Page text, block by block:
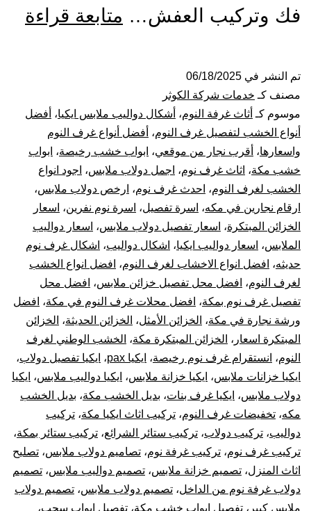
فك وتركيب العفش… متابعة قراءة
تم النشر في 06/18/2025
مصنف كـ خدمات شركة الكوثر
موسوم كـ أثاث غرفة النوم، أشكال دواليب ملابس ايكيا، أفضل
أنواع الخشب لتفصيل غرف النوم، أفضل أنواع غرف النوم
واسعارها، أقرب نجار من موقعي، ابواب خشب رخيصة، ابواب
خشب مكة، اثاث غرف نوم، اجمل دولاب ملابس، اجود انواع
الخشب لغرف النوم، احدث غرف نوم، ارخص دولاب ملابس،
ارقام نجارين في مكه، اسرة تفصيل، اسرة نوم نفرين، اسعار
الخزائن المبتكرة، اسعار تفصيل دولاب ملابس، اسعار دواليب
الملابس، اسعار دواليب ايكيا، اشكال دواليب، اشكال غرف نوم
حديثه، افضل انواع الاخشاب لغرف النوم، افضل انواع الخشب
لغرف النوم، افضل محل تفصيل خزائن ملابس، افضل محل
تفصيل غرف نوم بمكة، افضل محلات غرف النوم في مكة، افضل
ورشة نجارة في مكة، الخزائن الأمثل، الخزائن الحديثة، الخزائن
المبتكرة اسعار ، الخزائن المبتكرة مكة، الخشب الوطني لغرف
النوم، انستقرام غرف نوم رخيصة، ايكيا pax ، ايكيا تفصيل دولاب،
ايكيا خزانات ملابس، ايكيا خزانة ملابس، ايكيا دواليب ملابس، ايكيا
دولاب ملابس، ايكيا غرف بنات، بديل الخشب مكة، بديل الخشب
مكه، تخفيضات غرف النوم، تركيب اثاث ايكيا مكة، تركيب
دواليب، تركيب دولاب، تركيب ستائر الشرائع، تركيب ستائر بمكة،
تركيب غرف نوم، تركيب غرفة نوم، تصاميم دولاب ملابس، تصليح
اثاث المنزل، تصميم خزانة ملابس، تصميم دواليب ملابس، تصميم
دولاب غرفة نوم من الداخل، تصميم دولاب ملابس، تصميم دولاب
ملابس كبير ، تفصيل ابواب خشب مكة، تفصيل ابواب سحب،